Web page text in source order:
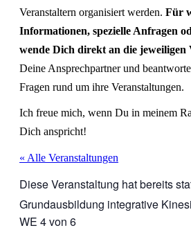
Veranstaltern organisiert werden. Für
Informationen, spezielle Anfragen
wende Dich direkt an die jeweiligen
Deine Ansprechpartner und
Fragen rund um ihre Veranstaltungen.
Ich freue mich, wenn Du in meinem
Dich anspricht!
« Alle Veranstaltungen
Diese Veranstaltung hat bereits
Grundausbildung integrative
WE 4 von 6